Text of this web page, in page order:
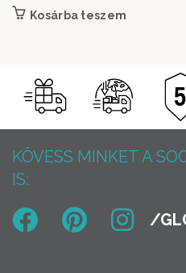
Kosárba teszem
KÖVESS MINKET A
IS: